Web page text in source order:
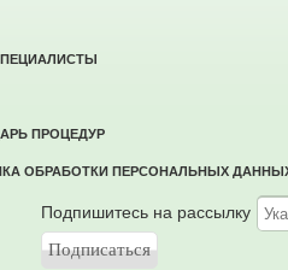
ПРОЦЕДУР
ОБРАБОТКИ ПЕРСОНАЛЬНЫХ
Подпишитесь на рассылку